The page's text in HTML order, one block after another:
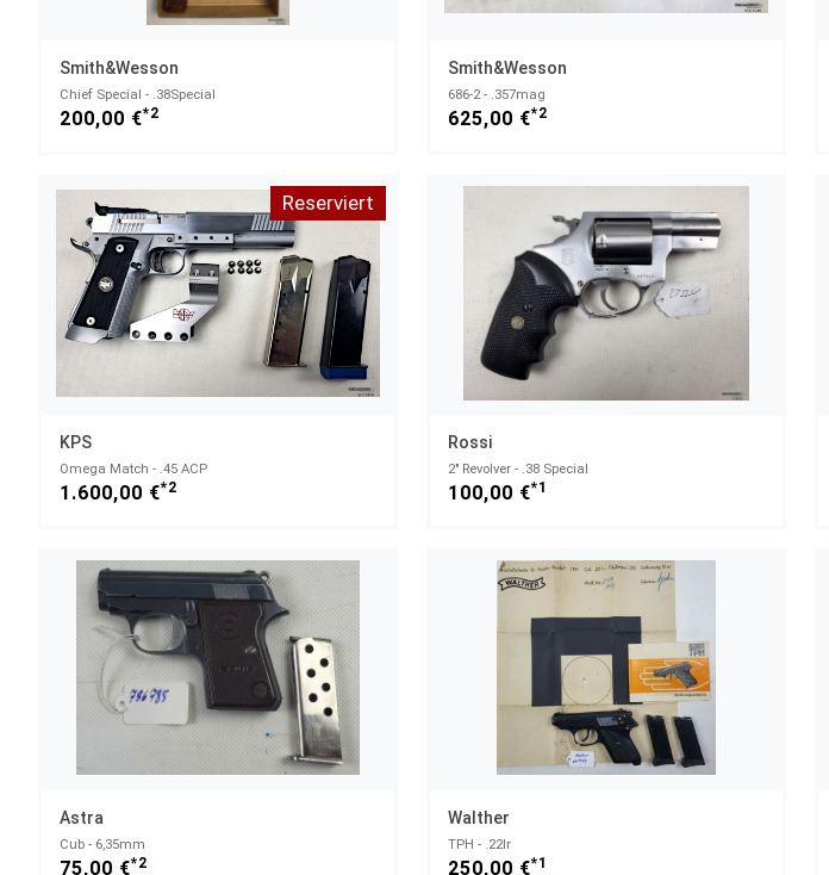
Smith&Wesson
Chief Special - .38Special
200,00 €*2
Smith&Wesson
686-2 - .357mag
625,00 €*2
Reserviert
KPS
Omega Match - .45 ACP
1.600,00 €*2
Rossi
2" Revolver - .38 Special
100,00 €*1
Astra
Cub - 6,35mm
75,00 €*2
Walther
TPH - .22lr
250,00 €*1